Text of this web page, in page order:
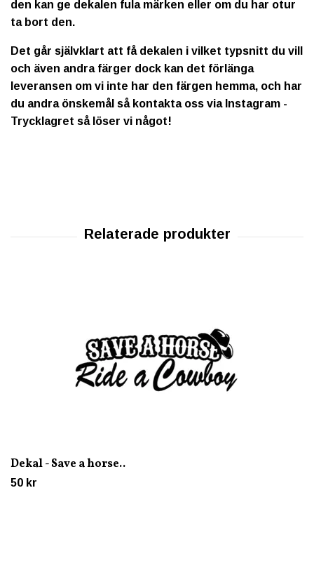
den kan ge dekalen fula märken eller om du har otur
ta bort den.
Det går självklart att få dekalen i vilket typsnitt du vill
och även andra färger dock kan det förlänga
leveransen om vi inte har den färgen hemma, och har
du andra önskemål så kontakta oss via Instagram -
Trycklagret så löser vi något!
Dekal - Save a horse..
50 kr